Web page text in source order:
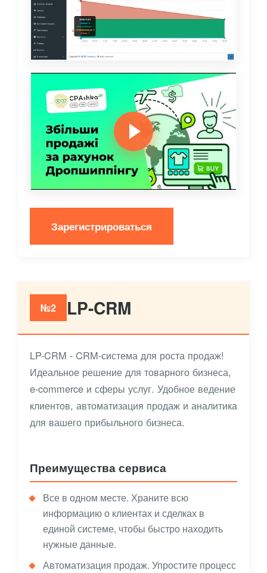
Зарегистрироваться
№2 LP-CRM
LP-CRM - CRM-система для роста продаж!
Идеальное решение для товарного бизнеса,
e-commerce и сферы услуг. Удобное ведение
клиентов, автоматизация продаж и аналитика
для вашего прибыльного бизнеса.
Преимущества сервиса
Все в одном месте. Храните всю
информацию о клиентах и сделках в
единой системе, чтобы быстро находить
нужные данные.
Автоматизация продаж. Упростите процесс